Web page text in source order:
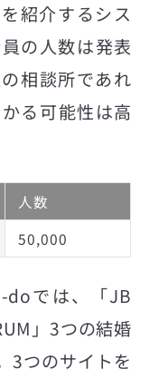
紹介するシス
の人数は発表
相談所であれ
る可能性は高
人数
50,000
doでは、「JB
」3つの結婚
3つのサイトを